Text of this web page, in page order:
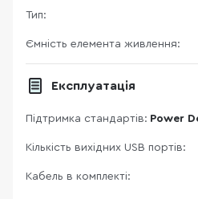
Тип:
Ємність елемента живлення:
Експлуатація
Підтримка стандартів: Power
Кількість вихідних USB портів:
Кабель в комплекті: